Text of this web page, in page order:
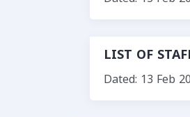
LIST OF
Dated: 13 Feb